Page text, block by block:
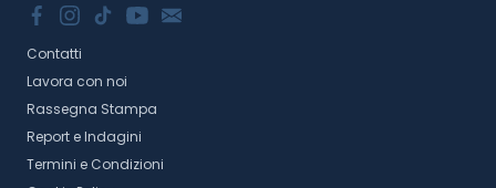
Contatti
Lavora con noi
Rassegna Stampa
Report e Indagini
Termini e Condizioni